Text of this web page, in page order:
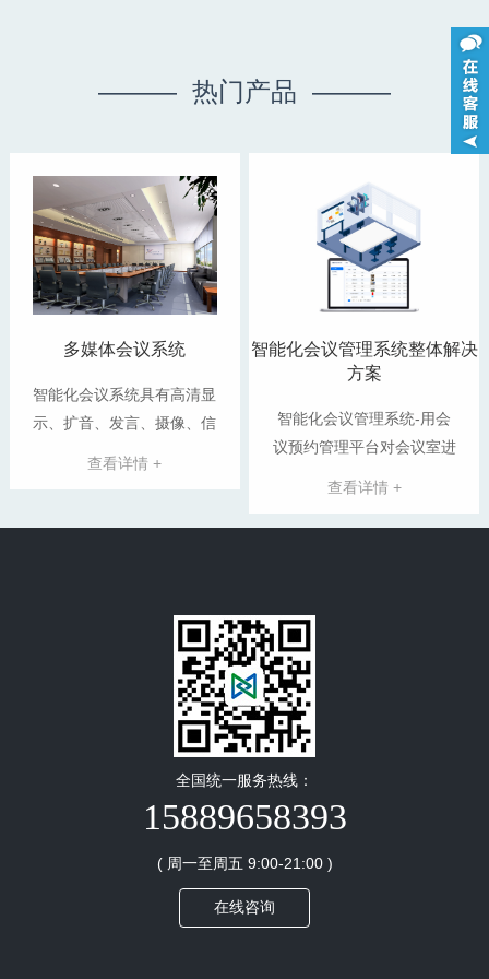
——— 热门产品 ———
多媒体会议系统
智能化会议系统具有高清显
示、扩音、发言、摄像、信
查看详情 +
智能化会议管理系统整体解决
方案
智能化会议管理系统-用会
议预约管理平台对会议室进
查看详情 +
全国统一服务热线：
15889658393
( 周一至周五 9:00-21:00 )
在线咨询